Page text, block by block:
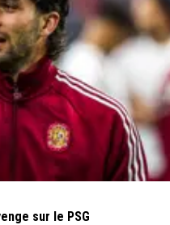
sur le PSG